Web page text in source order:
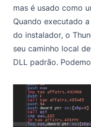
mas é usado como
Quando executado
do instalador, o
seu caminho local
DLL padrão.